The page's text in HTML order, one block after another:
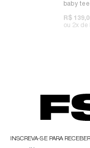
baby
R$
2x
INSCREVA-SE PARA